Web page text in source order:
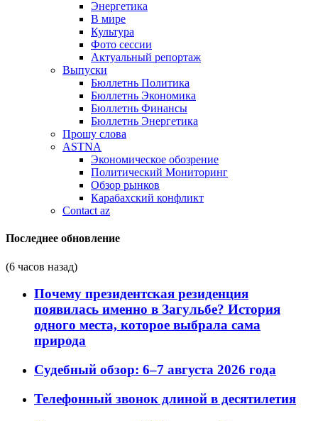
Энергетика
В мире
Культура
Фото сессии
Актуальный репортаж
Выпуски
Бюллетнь Политика
Бюллетнь Экономика
Бюллетнь Финансы
Бюллетнь Энергетика
Прошу слова
ASTNA
Экономическое обозрение
Политический Мониторинг
Обзор рынков
Карабахский конфликт
Contact az
Последнее обновление
(6 часов назад)
Почему президентская резиденция
появилась именно в Загульбе? История
одного места, которое выбрала сама
природа
Судебный обзор: 6–7 августа 2026 года
Телефонный звонок длиной в десятилетия